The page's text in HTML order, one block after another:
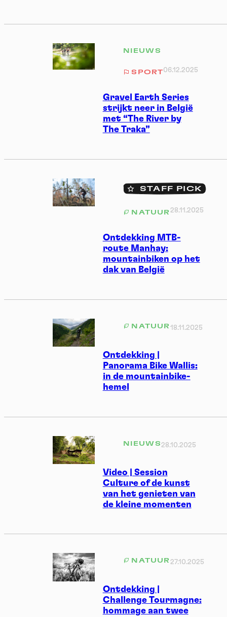
Gravel Earth Series
strijkt neer in België
met “The River by
The Traka”
NIEUWS
SPORT06.12.2025
Ontdekking MTB-
route Manhay:
mountainbiken op het
dak van België
STAFF PICK
NATUUR 28.11.2025
Ontdekking |
Panorama Bike Wallis:
in de mountainbike-
hemel
NATUUR 18.11.2025
Video | Session
Culture of de kunst
van het genieten van
de kleine momenten
NIEUWS 28.10.2025
Ontdekking |
Challenge Tourmagne:
hommage aan twee
NATUUR 27.10.2025